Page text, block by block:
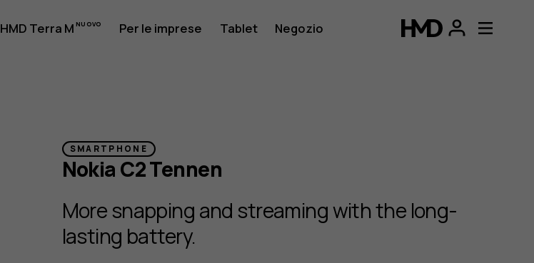
HMD Terra M Per le imprese Tablet Negozio
SMARTPHONE
Nokia C2 Tennen
More snapping and streaming with the long-
lasting battery.